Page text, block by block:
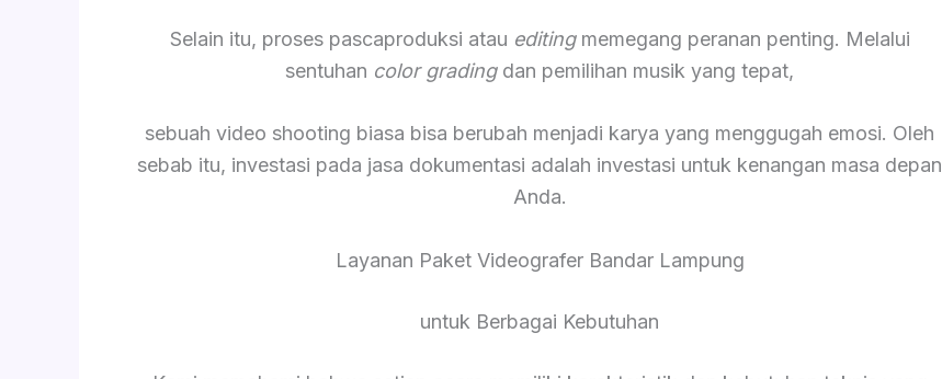
Selain itu, proses pascaproduksi atau editingmemegang peranan penting. Melalui
sentuhan color gradingdan pemilihan musik yang tepat,
sebuah video shooting biasa bisa berubah menjadi karya yang menggugah emosi. Oleh
sebab itu, investasi pada jasa dokumentasi adalah investasi untuk kenangan masa depan
Anda.
Layanan Paket Videografer Bandar Lampung
untuk Berbagai Kebutuhan